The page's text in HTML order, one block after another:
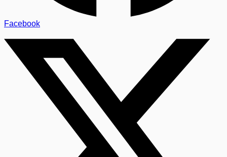
Facebook